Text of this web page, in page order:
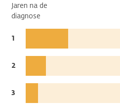
Jaren na de
diagnose
Jaren
diagnose:
1
Jaren
diagnose:
2
Jaren
3